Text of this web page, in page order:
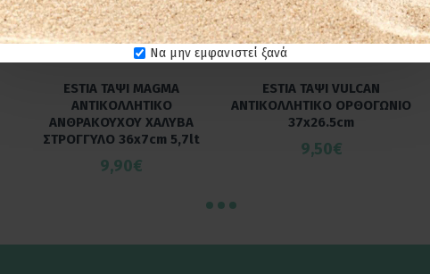
Να μην εμφανιστεί ξανά
ESTIA ΤΑΨΙ MAGMA
ΑΝΤΙΚΟΛΛΗΤΙΚΟ
ΑΝΘΡΑΚΟΥΧΟΥ ΧΑΛΥΒΑ
ΣΤΡΟΓΓΥΛΟ 36x7cm 5,7lt
9,90€
ESTIA ΤΑΨΙ VULCAN
ΑΝΤΙΚΟΛΛΗΤΙΚΟ ΟΡΘΟΓΩΝΙΟ
37x26.5cm
9,50€